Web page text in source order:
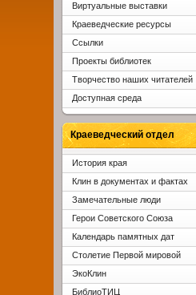
Виртуальные выставки
Краеведческие ресурсы
Ссылки
Проекты библиотек
Творчество наших читателей
Доступная среда
Краеведческий отдел
История края
Клин в документах и фактах
Замечательные люди
Герои Советского Союза
Календарь памятных дат
Столетие Первой мировой
ЭкоКлин
БиблиоТИЦ